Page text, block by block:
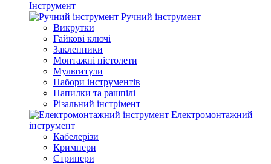
Інструмент
Ручний інструмент
Викрутки
Гайкові ключі
Заклепники
Монтажні пістолети
Мультитули
Набори інструментів
Напилки та рашпілі
Різальний інстрімент
Електромонтажний
інструмент
Кабелерізи
Кримпери
Стрипери